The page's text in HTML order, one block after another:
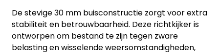
De stevige 30 mm buisconstructie zorgt voor extra
stabiliteit en betrouwbaarheid. Deze richtkijker is
ontworpen om bestand te zijn tegen zware
belasting en wisselende weersomstandigheden,